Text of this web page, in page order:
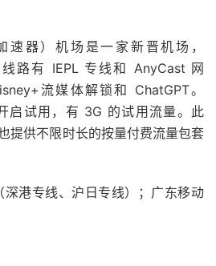
速器）机场是一家新晋机场，
路有 IEPL 专线和 AnyCast 网
流媒体解锁和 ChatGPT。
启试用，有 3G 的试用流量。此
提供不限时长的按量付费流量包套
深港专线、沪日专线）；广东移动